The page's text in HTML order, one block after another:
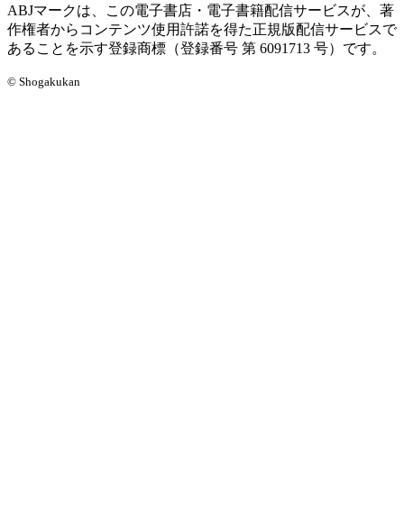
ABJマークは、この電子書店・電子書籍配信サービスが、著
作権者からコンテンツ使用許諾を得た正規版配信サービスで
あることを示す登録商標（登録番号 第 6091713 号）です。
© Shogakukan